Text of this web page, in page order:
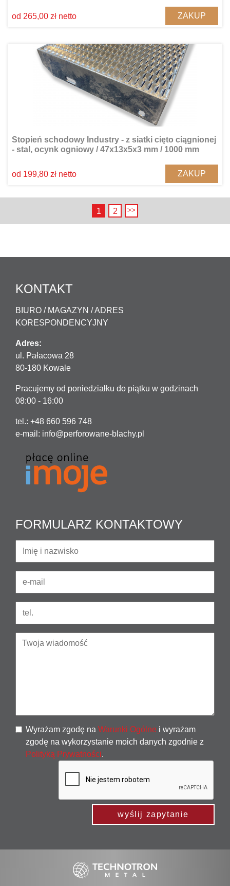
od 265,00 zł netto ZAKUP
Stopień schodowy Industry - z siatki cięto ciągnionej
- stal, ocynk ogniowy / 47x13x5x3 mm / 1000 mm
od 199,80 zł netto ZAKUP
1 2
KONTAKT
BIURO / MAGAZYN / ADRES
KORESPONDENCYJNY
Adres:
ul. Pałacowa 28
80-180 Kowale
Pracujemy od poniedziałku do piątku w godzinach
08:00 - 16:00
tel.: +48 660 596 748
e-mail: info@perforowane-blachy.pl
FORMULARZ KONTAKTOWY
Wyrażam zgodę na Warunki Ogólne i wyrażam
zgodę na wykorzystanie moich danych zgodnie z
Polityką Prywatności.
wyślij zapytanie